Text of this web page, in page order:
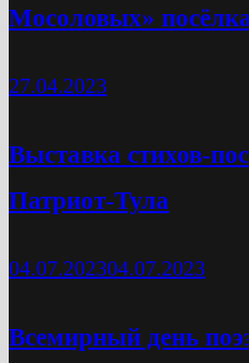
Мосоловых»
27.04.2023
Выставка стихов-
Патриот-Тула
04.07.202304.07.2023
Всемирный день